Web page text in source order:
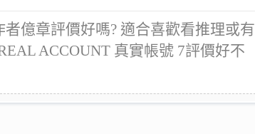
億章評價好嗎? 適合喜歡看推理或有
ACCOUNT 真實帳號 7評價好不